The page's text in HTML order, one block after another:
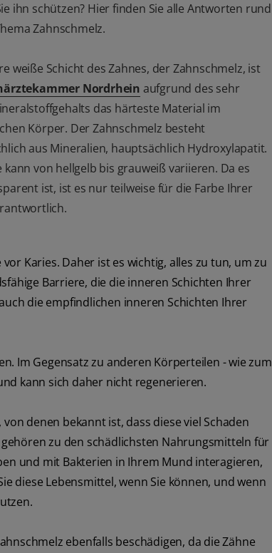
ihn schützen? Hier finden Sie alle Antworten rund
Zahnschmelz.
weiße Schicht des Zahnes, der Zahnschmelz, ist
Nordrhein aufgrund des sehr
das härteste Material im
Körper. Der Zahnschmelz besteht
aus Mineralien, hauptsächlich Hydroxylapatit.
kann von hellgelb bis grauweiß variieren. Da es
ist, ist es nur teilweise für die Farbe Ihrer
Karies. Daher ist es wichtig, alles zu tun, um zu
Barriere, die die inneren Schichten Ihrer
die empfindlichen inneren Schichten Ihrer
Im Gegensatz zu anderen Körperteilen - wie zum
kann sich daher nicht regenerieren.
denen bekannt ist, dass diese viel Schaden
zu den schädlichsten Nahrungsmitteln für
und mit Bakterien in Ihrem Mund interagieren,
diese Lebensmittel, wenn Sie können, und wenn
ebenfalls beschädigen, da die Zähne